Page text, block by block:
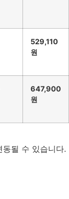
529,110
원
647,900
원
동될 수 있습니다.